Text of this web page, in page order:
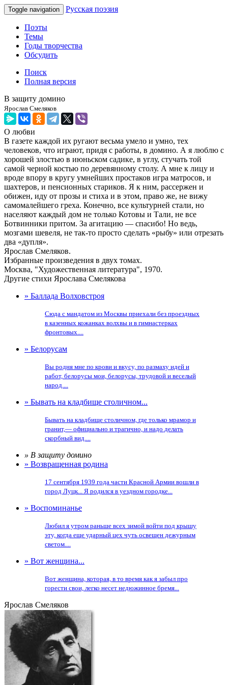
Toggle navigation Русская поэзия
Поэты
Темы
Годы творчества
Обсудить
Поиск
Полная версия
В защиту домино
Ярослав Смеляков
О любви
В газете каждой их ругают весьма умело и умно, тех
человеков, что играют, придя с работы, в домино. А я люблю с
хорошей злостью в июньском садике, в углу, стучать той
самой черной костью по деревянному столу. А мне к лицу и
вроде впору в кругу умнейших простаков игра матросов, и
шахтеров, и пенсионных стариков. Я к ним, рассержен и
обижен, иду от прозы и стиха и в этом, право же, не вижу
самомалейшего греха. Конечно, все культурней стали, но
населяют каждый дом не только Котовы и Тали, не все
Ботвинники притом. За агитацию — спасибо! Но ведь,
мозгами шевеля, не так-то просто сделать «рыбу» или отрезать
два «дупля».
Ярослав Смеляков.
Избранные произведения в двух томах.
Москва, "Художественная литература", 1970.
Другие стихи Ярослава Смелякова
» Баллада Волховстроя
Сюда с мандатом из Москвы приехали без проездных
в казенных кожанках волхвы и в гимнастерках
фронтовых....
» Белорусам
Вы родня мне по крови и вкусу, по размаху идей и
работ, белорусы мои, белорусы, трудовой и веселый
народ....
» Бывать на кладбище столичном...
Бывать на кладбище столичном, где только мрамор и
гранит,— официально и трагично, и надо делать
скорбный вид....
» В защиту домино
» Возвращенная родина
17 сентября 1939 года части Красной Армии вошли в
город Луцк... Я родился в уездном городке...
» Воспоминанье
Любил я утром раньше всех зимой войти под крышу
эту, когда еще ударный цех чуть освещен дежурным
светом....
» Вот женщина...
Вот женщина, которая, в то время как я забыл про
горести свои, легко несет недюжинное бремя...
Ярослав Смеляков